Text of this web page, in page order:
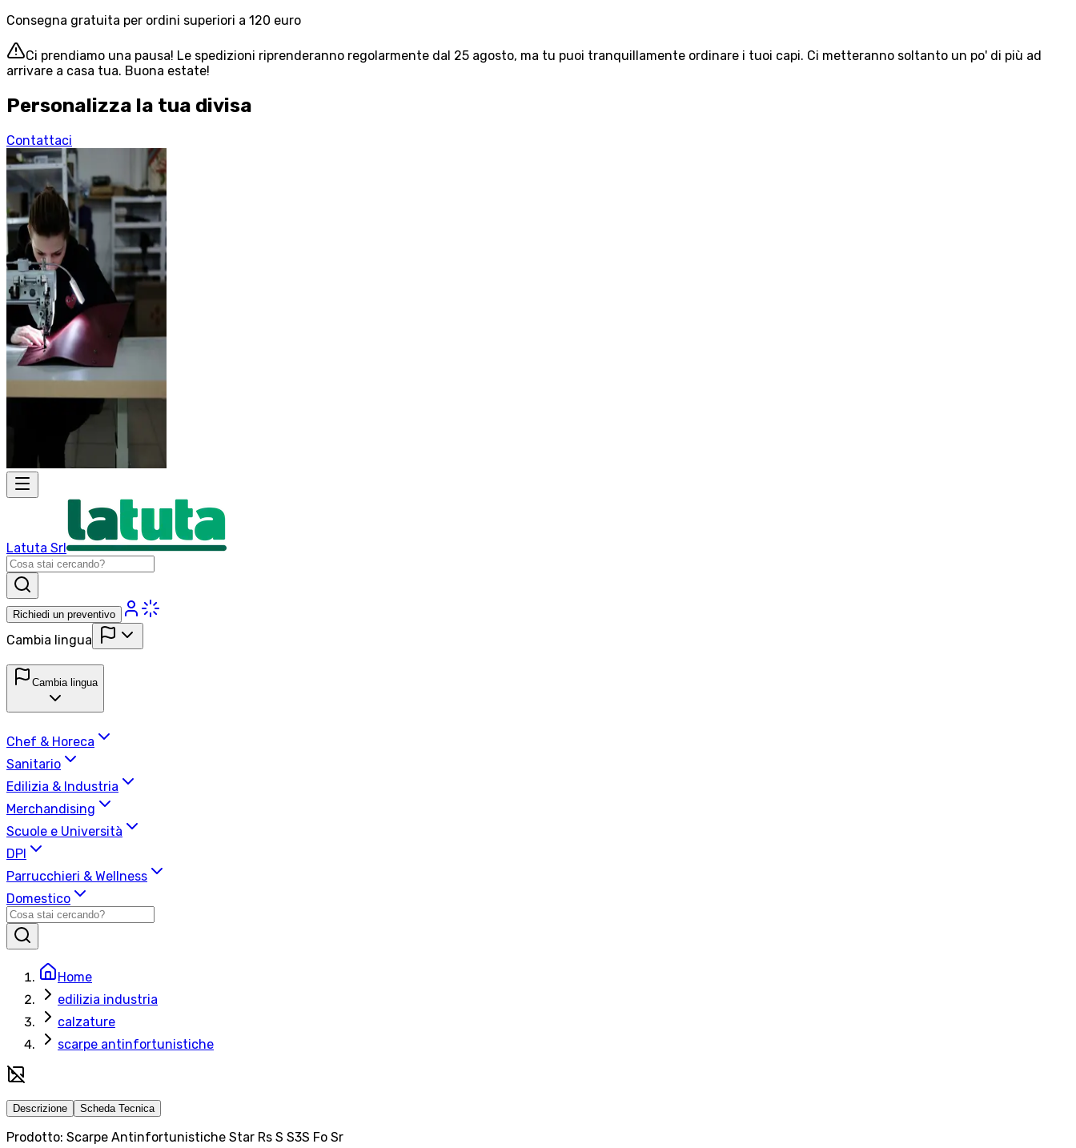
Consegna gratuita per ordini superiori a 120 euro
Ci prendiamo una pausa! Le spedizioni riprenderanno regolarmente dal 25 agosto, ma tu puoi tranquillamente ordinare i tuoi capi. Ci metteranno soltanto un po' di più ad
arrivare a casa tua. Buona estate!
Personalizza la tua divisa
Contattaci
Latuta Srl
Richiedi un preventivo
Cambia lingua
Cambia lingua
Chef & Horeca
Sanitario
Edilizia & Industria
Merchandising
Scuole e Università
DPI
Parrucchieri & Wellness
Domestico
Home
edilizia industria
calzature
scarpe antinfortunistiche
Descrizione Scheda Tecnica
Prodotto: Scarpe Antinfortunistiche Star Rs S S3S Fo Sr